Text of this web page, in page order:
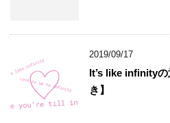
2019/09/17
It’s like infinity
き】